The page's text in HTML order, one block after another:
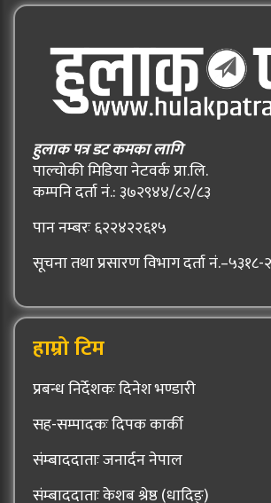
हुलाक पत्र डट कमका लागि
पाल्चोकी मिडिया नेटवर्क प्रा.लि.
कम्पनि दर्ता नं.: ३७२९४४/८२/८३
पान नम्बरः ६२२४२२६१५
सूचना तथा प्रसारण विभाग दर्ता
हाम्रो टिम
प्रबन्ध निर्देशकः दिनेश भण्डारी
सह-सम्पादकः दिपक कार्की
संम्बाददाताः जनार्दन नेपाल
संम्बाददाताः केशब श्रेष्ठ (धादिङ्)